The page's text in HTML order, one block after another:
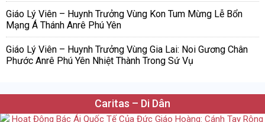
Giáo Lý Viên – Huynh Trưởng Vùng Kon Tum Mừng Lễ Bổn
Mạng Á Thánh Anrê Phú Yên
Giáo Lý Viên – Huynh Trưởng Vùng Gia Lai: Noi Gương Chân
Phước Anrê Phú Yên Nhiệt Thành Trong Sứ Vụ
Caritas – Di Dân